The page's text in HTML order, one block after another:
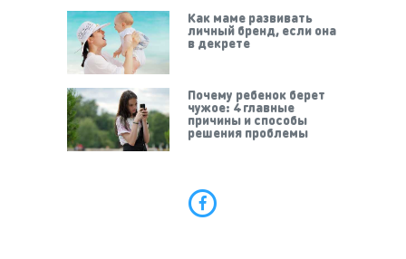
Как маме развивать
личный бренд, если она
в декрете
Почему ребенок берет
чужое: 4 главные
причины и способы
решения проблемы